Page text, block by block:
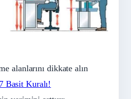
alanlarını dikkate alın